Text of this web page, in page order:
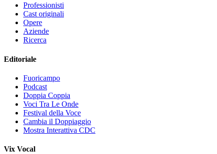
Professionisti
Cast originali
Opere
Aziende
Ricerca
Editoriale
Fuoricampo
Podcast
Doppia Coppia
Voci Tra Le Onde
Festival della Voce
Cambia il Doppiaggio
Mostra Interattiva CDC
Vix Vocal